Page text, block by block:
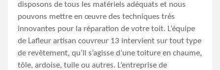
disposons de tous les matériels adéquats et nous
pouvons mettre en œuvre des techniques très
innovantes pour la réparation de votre toit. L’équipe
de Lafleur artisan couvreur 13 intervient sur tout type
de revêtement, qu’il s’agisse d’une toiture en chaume,
tôle, ardoise, tuile ou autres. L’entreprise de